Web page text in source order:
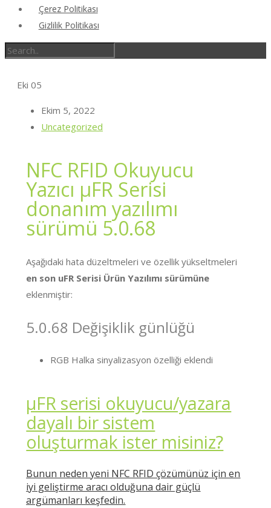
Çerez Politikası
Gizlilik Politikası
Eki 05
Ekim 5, 2022
Uncategorized
NFC RFID Okuyucu
Yazıcı μFR Serisi
donanım yazılımı
sürümü 5.0.68
Aşağıdaki hata düzeltmeleri ve özellik yükseltmeleri
en son uFR Serisi Ürün Yazılımı sürümüne
eklenmiştir:
5.0.68 Değişiklik günlüğü
RGB Halka sinyalizasyon özelliği eklendi
μFR serisi okuyucu/yazara
dayalı bir sistem
oluşturmak ister misiniz?
Bunun neden yeni NFC RFID çözümünüz için en
iyi geliştirme aracı olduğuna dair güçlü
argümanları keşfedin.